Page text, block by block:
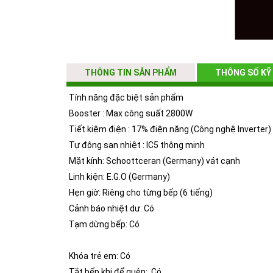
Bếp từ Munchen GM 6640IN
mặt kính có khả năng chịu nhiệt tốt nhất hiện
Schott Ceran còn có khả năng tản nhiệt do
- của Đức có độ bền cao tiết kiệm điện năng
được tạo bởi nhựa cao cấp kết hợp inox, thép
cũng giúp nâng cao chất lượng sản phẩm.
THÔNG TIN SẢN PHẨM THÔNG SỐ
Tính năng đặc biệt sản phẩm
Booster : Max công suất 2800W
Tiết kiệm điện : 17% điện năng (Công nghệ Inverter)
Tự động san nhiệt : IC5 thông minh
Mặt kính: Schoottceran (Germany) vát cạnh
Linh kiện: E.G.O (Germany)
Hẹn giờ: Riêng cho từng bếp (6 tiếng)
Cảnh báo nhiệt dư: Có
Tạm dừng bếp: Có
Khóa trẻ em: Có